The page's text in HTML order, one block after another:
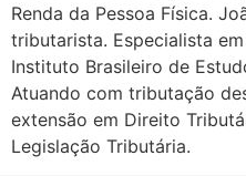
Renda da Pessoa Física.
tributarista. Especialista
Instituto Brasileiro de
Atuando com tributação
extensão em Direito
Legislação Tributária.